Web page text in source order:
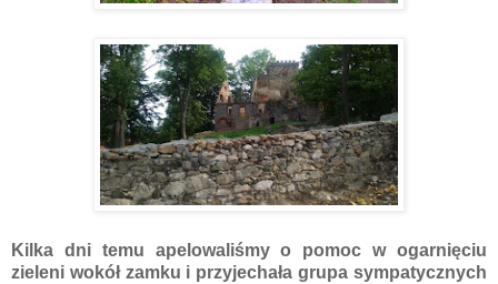
Kilka dni temu apelowaliśmy o pomoc w ogarnięciu
zieleni wokół zamku i przyjechała grupa sympatycznych